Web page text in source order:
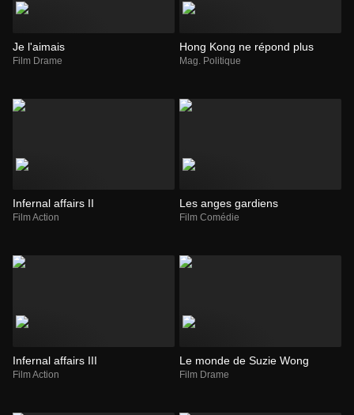
Je l'aimais
Film Drame
Hong Kong ne répond plus
Mag. Politique
Infernal affairs II
Film Action
Les anges gardiens
Film Comédie
Infernal affairs III
Film Action
Le monde de Suzie Wong
Film Drame